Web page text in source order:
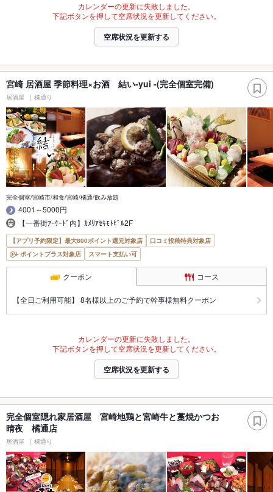
カレンダーの更新に失敗しました。
下記ボタンを押して空席状況を更新してください。
空席状況を更新する
宮崎 居酒屋 季節料理×お酒 結い-yui -(完全個室完備)
居酒屋 橘通り
完全個室/宮崎市/和食/宮崎/橘通/飲み放題
4001～5000円
【一番街ｱｰｹｰﾄﾞ内】ｶﾒﾘｱｾｷﾓﾄﾋﾞﾙ2F
【アプリ予約限定】最大800ポイント還元対象店
口コミ投稿特典対象店
ポイントプラス対象店
スマート支払い可
クーポン コース
【全日ご利用可能】 8名様以上のご予約で幹事様無料クーポン
カレンダーの更新に失敗しました。
下記ボタンを押して空席状況を更新してください。
空席状況を更新する
完全個室隠れ家居酒屋 宮崎地鶏と宮崎牛と藁焼かつお
晴夜 橘通店
居酒屋 橘通り